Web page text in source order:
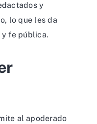
y
lo que les da
fe pública.
al apoderado